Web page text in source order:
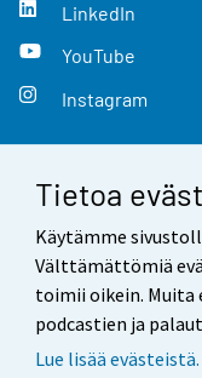
Tietoa
Käytämme
Välttämättömiä
toimii oikein. Muita
podcastien ja
Lue lisää evästeistä.
LinkedIn
YouTube
Instagram
Yhteystiedot
Palaute
Käyttöehdot